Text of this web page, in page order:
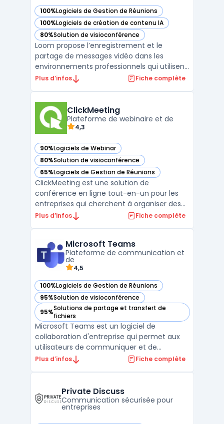
100%Logiciels de Gestion de Réunions
— voir Loom dans cette catégorie
100%Logiciels de création de contenu IA
— voir Loom dans cette catégorie
80%Solution de visioconférence
— voir Loom dans cette catégorie
Loom propose l’enregistrement et le
partage de messages vidéo dans les
environnements professionnels qui utilisent
la communication asynchrone. Dans de
clarté et le suivi des projets, notamment
lors de la gestion de tâ ...
Plus d’infos Fiche complète
ClickMeeting
Plateforme de webinaire et de
4,3
90%Logiciels de Webinar
— voir ClickMeeting dans cette catégorie
80%Solution de visioconférence
— voir ClickMeeting dans cette catégorie
65%Logiciels de Gestion de Réunions
— voir ClickMeeting dans cette catégorie
ClickMeeting est une solution de
conférence en ligne tout-en-un pour les
entreprises qui cherchent à organiser des
webinaires, des réunions en ligne et des
que des outils de présentation, un tableau
blanc, un partage ...
Plus d’infos Fiche complète
Microsoft Teams
Plateforme de communication et
de
4,5
100%Logiciels de Gestion de Réunions
— voir Microsoft Teams dans cette catégorie
95%Solution de visioconférence
— voir Microsoft Teams dans cette catégorie
95%Solutions de partage et transfert de
fichiers
— voir Microsoft Teams dans cette catégorie
Microsoft Teams est un logiciel de
collaboration d'entreprise qui permet aux
utilisateurs de communiquer et de
collaborer efficacement avec des équipes
communiquer via des chats, des appels
audio et des appels vidéo. Il offre égal ...
Plus d’infos Fiche complète
Private Discuss
Communication sécurisée pour
entreprises